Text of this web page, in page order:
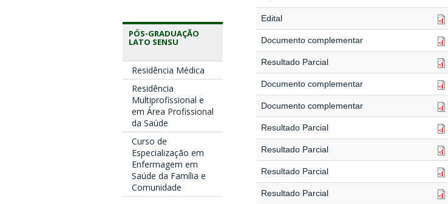
PÓS-GRADUAÇÃO
LATO SENSU
Residência Médica
Residência
Multiprofissional e
em Área Profissional
da Saúde
Curso de
Especialização em
Enfermagem em
Saúde da Família e
Comunidade
Edital
Documento complementar
Resultado Parcial
Documento complementar
Documento complementar
Resultado Parcial
Resultado Parcial
Resultado Parcial
Resultado Parcial